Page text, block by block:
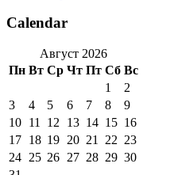
Calendar
Август 2026
Пн Вт Ср Чт Пт Сб Вс
1
2
3
4 5 6 7 8
9
10 11 12 13 14 15 16
17 18 19 20 21 22 23
24 25 26 27 28 29 30